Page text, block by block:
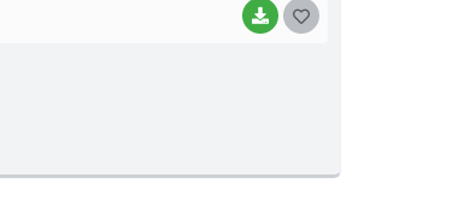
BAIXAR